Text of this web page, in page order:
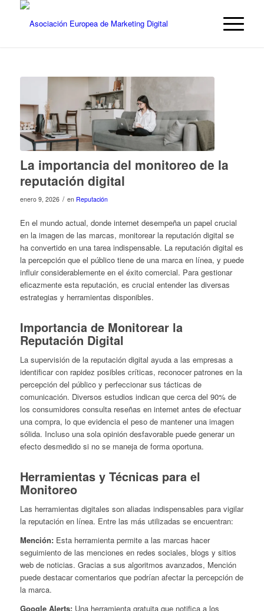
La importancia del monitoreo de la
reputación digital
enero 9, 2026 / en Reputación
En el mundo actual, donde internet desempeña un papel crucial
en la imagen de las marcas, monitorear la reputación digital se
ha convertido en una tarea indispensable. La reputación digital es
la percepción que el público tiene de una marca en línea, y puede
influir considerablemente en el éxito comercial. Para gestionar
eficazmente esta reputación, es crucial entender las diversas
estrategias y herramientas disponibles.
Importancia de Monitorear la
Reputación Digital
La supervisión de la reputación digital ayuda a las empresas a
identificar con rapidez posibles críticas, reconocer patrones en la
percepción del público y perfeccionar sus tácticas de
comunicación. Diversos estudios indican que cerca del 90% de
los consumidores consulta reseñas en internet antes de efectuar
una compra, lo que evidencia el peso de mantener una imagen
sólida. Incluso una sola opinión desfavorable puede generar un
efecto desmedido si no se maneja de forma oportuna.
Herramientas y Técnicas para el
Monitoreo
Las herramientas digitales son aliadas indispensables para vigilar
la reputación en línea. Entre las más utilizadas se encuentran:
Mención:Esta herramienta permite a las marcas hacer
seguimiento de las menciones en redes sociales, blogs y sitios
web de noticias. Gracias a sus algoritmos avanzados, Mención
puede destacar comentarios que podrían afectar la percepción de
la marca.
Google Alerts:Una herramienta gratuita que notifica a los